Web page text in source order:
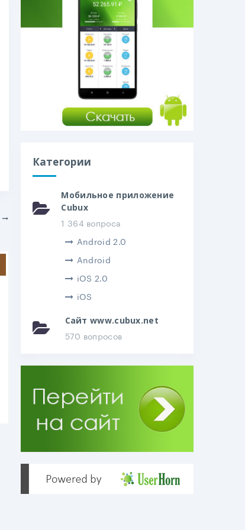
Категории
Мобильное приложение
Cubux
1 364 вопроса
Android 2.0
Android
iOS 2.0
iOS
Сайт www.cubux.net
570 вопросов